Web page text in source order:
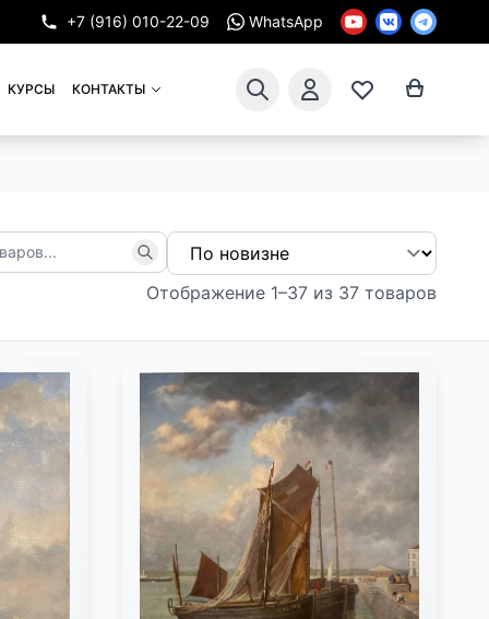
+7 (916) 010-22-09 WhatsApp
КУРСЫ КОНТАКТЫ
Отображение 1–37 из 37 товаров